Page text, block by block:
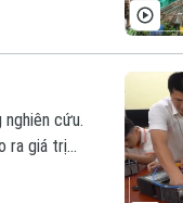
cứu.
ra giá trị